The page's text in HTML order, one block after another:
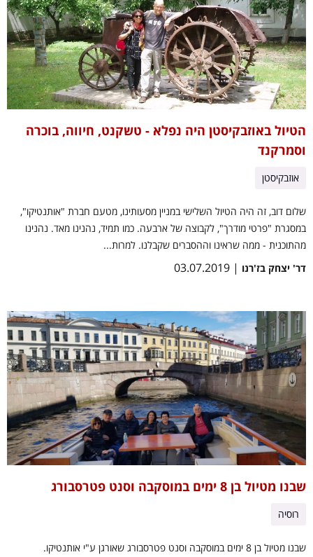
הטיול באוזבקיסטן היה נפלא - טשקנט, חיווה, בוכרה
וסמרקנד
אוזבקיסטן
שלום דוב, זה היה הטיול השלישי במניין מסעותינו, מטעם חברת "אותנטיקו",
במסגרת "פרטי מודרך", לקבוצה של ארבעה. כמו תמיד, נהנינו מאד. נהנינו
מהתוכנית - ממה שראינו וההסברים שקבלנו. למרות...
דר' יצחק בז'רנו | 03.07.2019
שבנו מטיול בן 8 ימים במוסקבה וסנט פטרסבורג
רוסיה
שבנו מטיול בן 8 ימים במוסקבה וסנט פטרסבורג שאורגן ע"י אותנטיקו.